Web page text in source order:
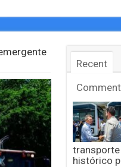
del transporte
Recent
histórico